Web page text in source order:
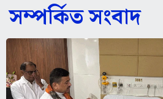
সম্পর্কিত সংবাদ